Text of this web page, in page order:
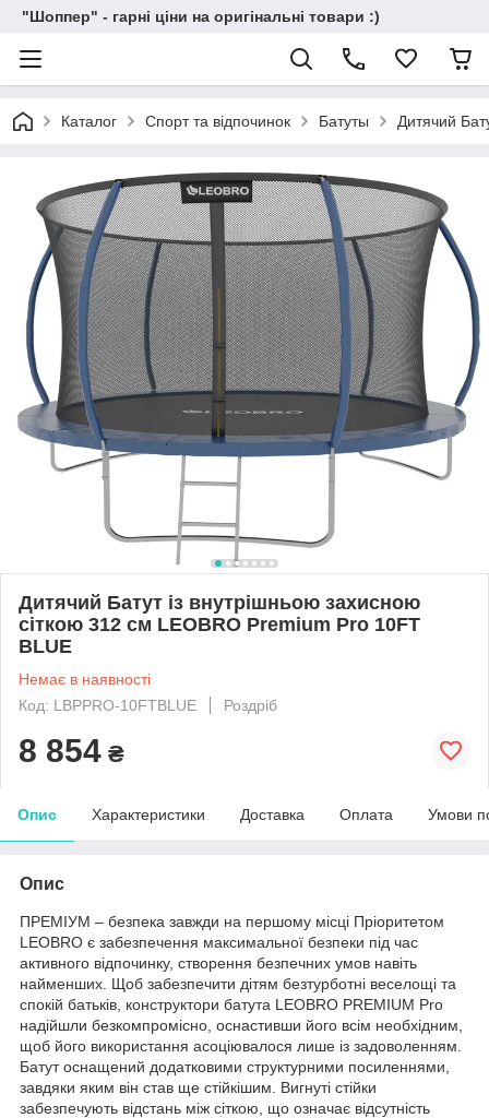
"Шоппер" - гарні ціни на оригінальні товари :)
Каталог Спорт та відпочинок Батуты Дитячий
Дитячий Батут із внутрішньою захисною
сіткою 312 см LEOBRO Premium Pro 10FT
BLUE
Немає в наявності
Код: LBPPRO-10FTBLUE
Роздріб
8 854 ₴
Опис Характеристики Доставка Оплата Умови
Опис
ПРЕМІУМ – безпека завжди на першому місці Пріоритетом
LEOBRO є забезпечення максимальної безпеки під час
активного відпочинку, створення безпечних умов навіть
найменших. Щоб забезпечити дітям безтурботні веселощі та
спокій батьків, конструктори батута LEOBRO PREMIUM Pro
надійшли безкомпромісно, ​​оснастивши його всім необхідним,
щоб його використання асоціювалося лише із задоволенням.
Батут оснащений додатковими структурними посиленнями,
завдяки яким він став ще стійкішим. Вигнуті стійки
забезпечують відстань між сіткою, що означає відсутність